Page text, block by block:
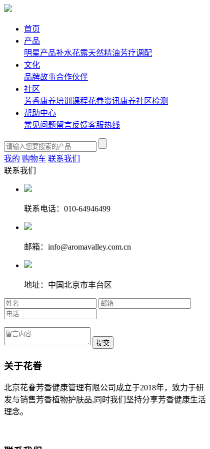
首页
产品
明星产品补水花露天然精油芳疗调配
文化
品牌故事合作伙伴
社区
芳香康养培训课程花眷资讯康养社区检测
帮助中心
常见问题留言反馈客服热线
我的 购物车 联系我们
联系我们
联系电话：010-64946499
邮箱：info@aromavalley.com.cn
地址：中国北京市丰台区
提交
关于花眷
北京花眷芳香健康管理有限公司成立于2018年，致力于研
发与销售芳香植物护肤品,同时我们坚持分享芳香健康生活
理念。